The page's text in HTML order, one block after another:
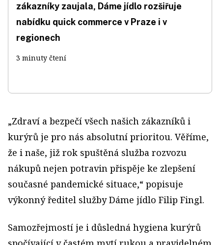
zákazníky zaujala, Dáme jídlo rozšiřuje
nabídku quick commerce v Praze i v
regionech
3 minuty čtení
„Zdraví a bezpečí všech našich zákazníků i
kurýrů je pro nás absolutní prioritou. Věříme,
že i naše, již rok spuštěná služba rozvozu
nákupů nejen potravin přispěje ke zlepšení
současné pandemické situace,“ popisuje
výkonný ředitel služby Dáme jídlo Filip Fingl.
Samozřejmostí je i důsledná hygiena kurýrů